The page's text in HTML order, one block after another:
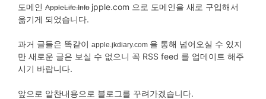
도메인 AppleLife.Info jpple.com 으로 도메인을 새로 구입해서
옮기게 되었습니다.
과거 글들은 똑같이 apple.jkdiary.com 을 통해 넘어오실 수 있지
만 새로운 글은 보실 수 없으니 꼭 RSS feed 를 업데이트 해주
시기 바랍니다.
앞으로 알찬내용으로 블로그를 꾸려가겠습니다.